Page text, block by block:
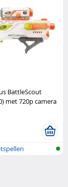
BattleScout
met 720p camera